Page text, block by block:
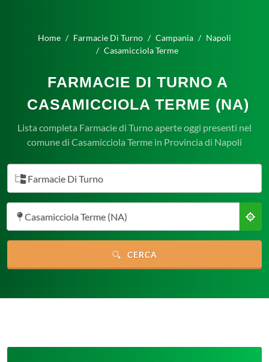
Home Farmacie Di Turno Campania
Napoli
Casamicciola Terme
FARMACIE DI TURNO A
CASAMICCIOLA TERME (NA)
Lista completa Farmacie di Turno aperte oggi presenti nel
comune di Casamicciola Terme in Provincia di Napoli
Farmacie Di Turno
Casamicciola Terme (NA)
CERCA